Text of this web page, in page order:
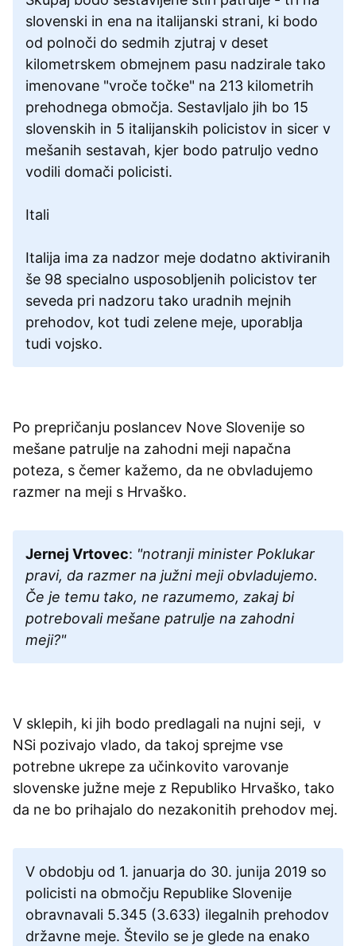
slovenski in ena na italijanski strani, ki bodo
od polnoči do sedmih zjutraj v deset
kilometrskem obmejnem pasu nadzirale tako
imenovane "vroče točke" na 213 kilometrih
prehodnega območja. Sestavljalo jih bo 15
slovenskih in 5 italijanskih policistov in sicer v
mešanih sestavah, kjer bodo patruljo vedno
vodili domači policisti.
Itali
Italija ima za nadzor meje dodatno aktiviranih
še 98 specialno usposobljenih policistov ter
seveda pri nadzoru tako uradnih mejnih
prehodov, kot tudi zelene meje, uporablja
tudi vojsko.
Po prepričanju poslancev Nove Slovenije so
mešane patrulje na zahodni meji napačna
poteza, s čemer kažemo, da ne obvladujemo
razmer na meji s Hrvaško.
Jernej Vrtovec: "notranji minister Poklukar
pravi, da razmer na južni meji obvladujemo.
Če je temu tako, ne razumemo, zakaj bi
potrebovali mešane patrulje na zahodni
meji?"
V sklepih, ki jih bodo predlagali na nujni seji, v
NSi pozivajo vlado, da takoj sprejme vse
potrebne ukrepe za učinkovito varovanje
slovenske južne meje z Republiko Hrvaško, tako
da ne bo prihajalo do nezakonitih prehodov mej.
V obdobju od 1. januarja do 30. junija 2019 so
policisti na območju Republike Slovenije
obravnavali 5.345 (3.633) ilegalnih prehodov
državne meje. Število se je glede na enako